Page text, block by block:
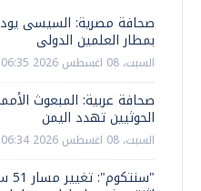
صحافة مصرية: السيسى
بمطار العلمين الدولى
السبت، 08 اغسطس 2026 06:35 ص
صحافة عربية: المبعوث
الحوثيين تهدد اليمن
السبت، 08 اغسطس 2026 06:34 ص